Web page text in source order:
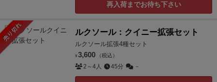
再入荷までお待ち下さい
売り切れ ルクソール：クイニー拡張セット
ルクソール拡張4種セット
¥ 3,600 （税込）
2～4人 45分 －